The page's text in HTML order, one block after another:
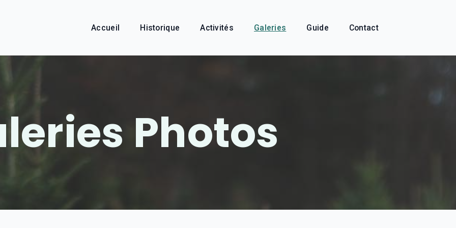
Accueil Historique Activités Galeries Guide Contact
Photos